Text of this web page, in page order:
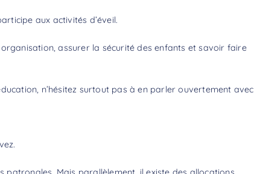
aux activités d’éveil.
assurer la sécurité des enfants et savoir faire
n’hésitez surtout pas à en parler ouvertement avec